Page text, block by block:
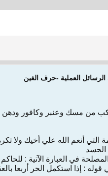
الرسائل العملية -حرف الغين
مسك‌ وعنبر وكافور ودهن‌
‌التي‌ أنعم‌ الله‌ ‌علي‌ أخيك‌ و‌لا‌
الحسد
‌في‌ العبارة الآتية :
: ‌إذا‌ استكمل‌ الحر أربعا بالعقد